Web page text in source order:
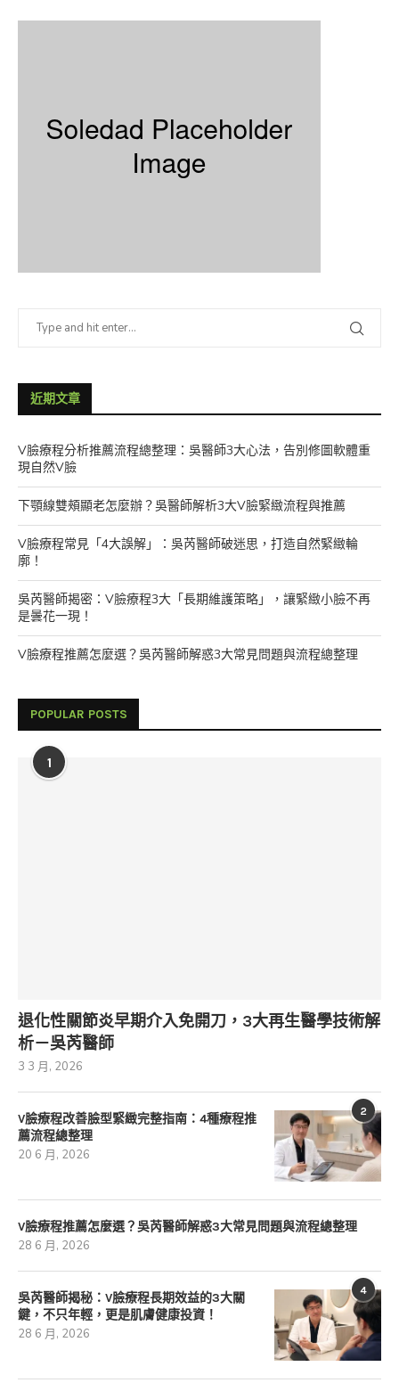
近期文章
V臉療程分析推薦流程總整理：吳醫師3大心法，告別修圖軟體重
現自然V臉
下顎線雙頰顯老怎麼辦？吳醫師解析3大V臉緊緻流程與推薦
V臉療程常見「4大誤解」：吳芮醫師破迷思，打造自然緊緻輪
廓！
吳芮醫師揭密：V臉療程3大「長期維護策略」，讓緊緻小臉不再
是曇花一現！
V臉療程推薦怎麼選？吳芮醫師解惑3大常見問題與流程總整理
POPULAR POSTS
1
退化性關節炎早期介入免開刀，3大再生醫學技術解
析－吳芮醫師
3 3 月, 2026
2
V臉療程改善臉型緊緻完整指南：4種療程推
薦流程總整理
20 6 月, 2026
V臉療程推薦怎麼選？吳芮醫師解惑3大常見問題與流程總整理
28 6 月, 2026
4
吳芮醫師揭秘：V臉療程長期效益的3大關
鍵，不只年輕，更是肌膚健康投資！
28 6 月, 2026